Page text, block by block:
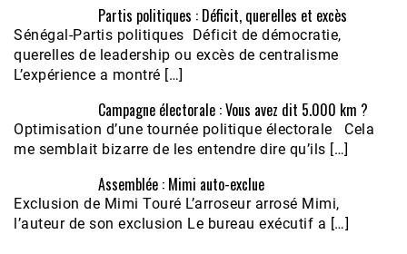
Partis politiques : Déficit, querelles et excès
Sénégal-Partis politiques Déficit de démocratie,
querelles de leadership ou excès de centralisme
L’expérience a montré […]
Campagne électorale : Vous avez dit 5.000 km ?
Optimisation d’une tournée politique électorale Cela
me semblait bizarre de les entendre dire qu’ils […]
Assemblée : Mimi auto-exclue
Exclusion de Mimi Touré L’arroseur arrosé Mimi,
l’auteur de son exclusion Le bureau exécutif a […]